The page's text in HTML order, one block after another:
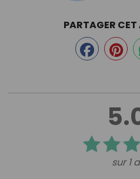
sur 1
PARTAGER CET